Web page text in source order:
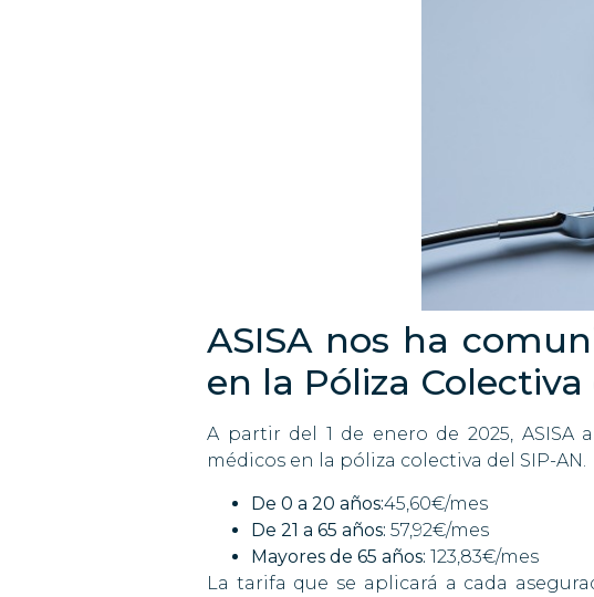
ASISA nos ha
en la Póliza Colectiva
A partir del 1 de enero de 2025,
médicos en la póliza colectiva del SIP-AN.
De 0 a 20 años:45,60€/mes
De 21 a 65 años: 57,92€/mes
Mayores de 65 años: 123,83€/mes
La tarifa que se aplicará a cada